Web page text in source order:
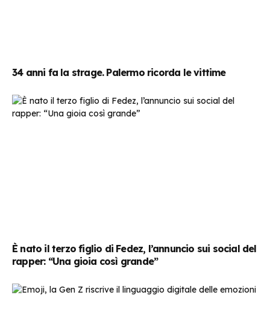
34 anni fa la strage. Palermo ricorda le vittime
È nato il terzo figlio di Fedez, l’annuncio sui social del
rapper: “Una gioia così grande”